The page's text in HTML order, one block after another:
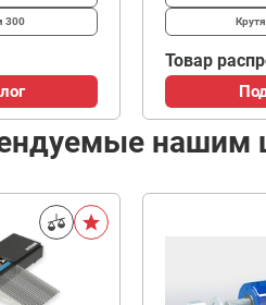
300
Товар
нашим